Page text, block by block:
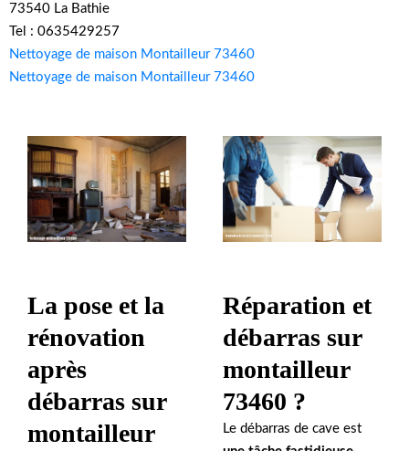
73540 La Bathie
Tel : 0635429257
Nettoyage de maison Montailleur 73460
Nettoyage de maison Montailleur 73460
La pose et la
rénovation
après
débarras sur
montailleur
Réparation et
débarras sur
montailleur
73460 ?
Le débarras de cave est